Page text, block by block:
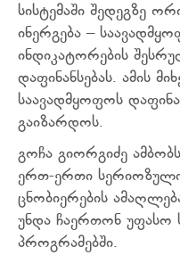
სისტემაში შედეგზე
ინერგება –
ინდიკატორების
დაფინანსებას. ამის
საავადმყოფოს
გაიზარდოს.
გოჩა გიორგიძე
ერთ-ერთი სერიოზული
ცნობიერების
უნდა ჩაერთონ უფასო
პროგრამებში.